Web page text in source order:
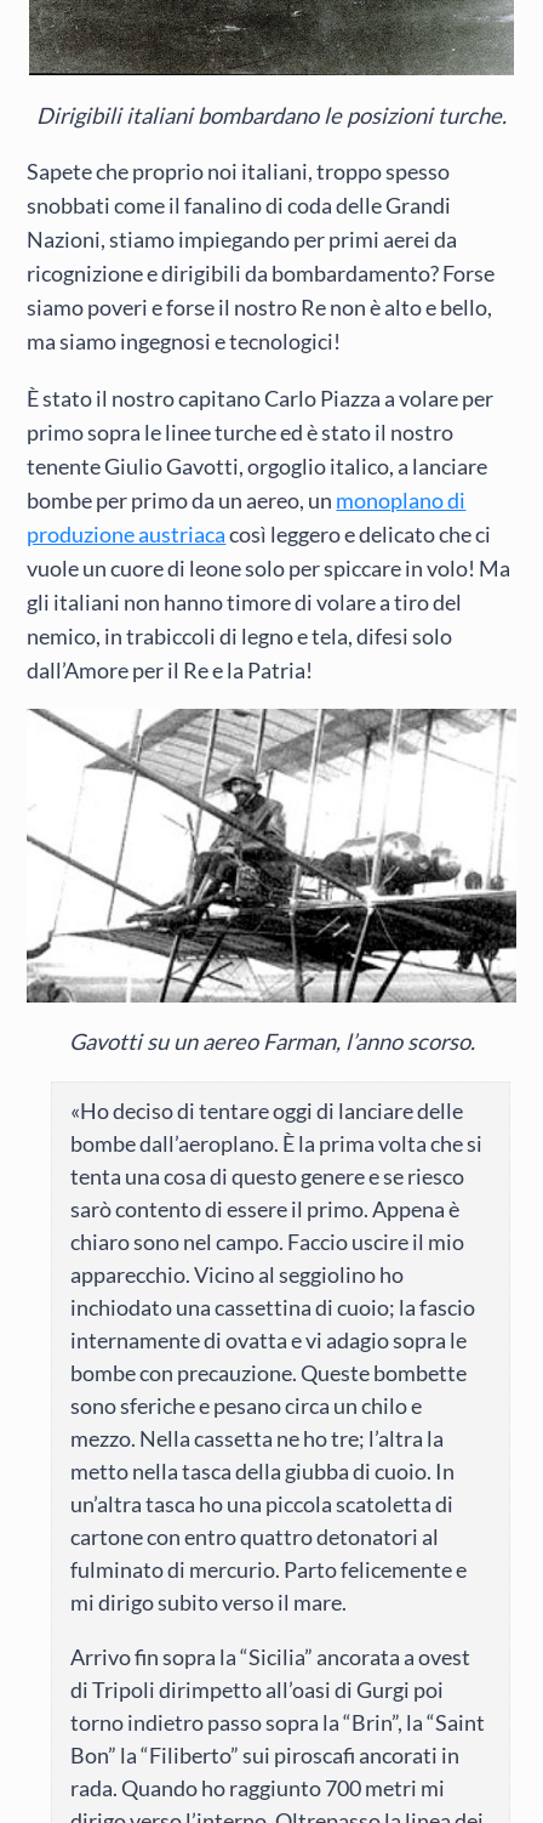
Dirigibili italiani bombardano le posizioni turche.
Sapete che proprio noi italiani, troppo spesso
snobbati come il fanalino di coda delle Grandi
Nazioni, stiamo impiegando per primi aerei da
ricognizione e dirigibili da bombardamento? Forse
siamo poveri e forse il nostro Re non è alto e bello,
ma siamo ingegnosi e tecnologici!
È stato il nostro capitano Carlo Piazza a volare per
primo sopra le linee turche ed è stato il nostro
tenente Giulio Gavotti, orgoglio italico, a lanciare
bombe per primo da un aereo, un monoplano di
produzione austriacacosì leggero e delicato che ci
vuole un cuore di leone solo per spiccare in volo! Ma
gli italiani non hanno timore di volare a tiro del
nemico, in trabiccoli di legno e tela, difesi solo
dall’Amore per il Re e la Patria!
Gavotti su un aereo Farman, l’anno scorso.
«Ho deciso di tentare oggi di lanciare delle
bombe dall’aeroplano. È la prima volta che si
tenta una cosa di questo genere e se riesco
sarò contento di essere il primo. Appena è
chiaro sono nel campo. Faccio uscire il mio
apparecchio. Vicino al seggiolino ho
inchiodato una cassettina di cuoio; la fascio
internamente di ovatta e vi adagio sopra le
bombe con precauzione. Queste bombette
sono sferiche e pesano circa un chilo e
mezzo. Nella cassetta ne ho tre; l’altra la
metto nella tasca della giubba di cuoio. In
un’altra tasca ho una piccola scatoletta di
cartone con entro quattro detonatori al
fulminato di mercurio. Parto felicemente e
mi dirigo subito verso il mare.
Arrivo fin sopra la “Sicilia” ancorata a ovest
di Tripoli dirimpetto all’oasi di Gurgi poi
torno indietro passo sopra la “Brin”, la “Saint
Bon” la “Filiberto” sui piroscafi ancorati in
rada. Quando ho raggiunto 700 metri mi